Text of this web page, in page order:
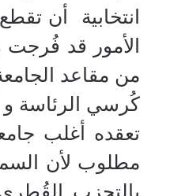
انتخابية أن
الأمور قد
من مقاعد
كُرسي الرئاسة و
تعقده أغلب
مطلوب لأن